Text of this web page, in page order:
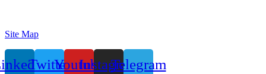
Site Map
TwitterYoutubeInstagramTelegram